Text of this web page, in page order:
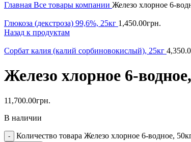
Главная Все товары компании Железо хлорное 6-
Глюкоза (декстроза) 99,6%, 25кг 1,450.00грн.
Назад к продуктам
Сорбат калия (калий сорбиновокислый), 25кг
Железо хлорное 6-
11,700.00грн.
В наличии
Количество товара Железо хлорное 6-водное,